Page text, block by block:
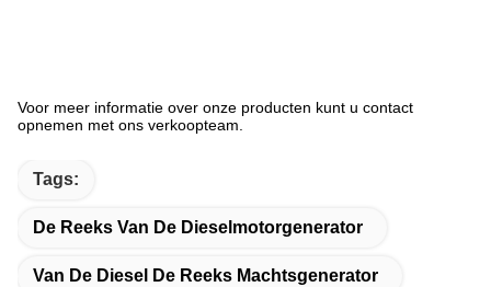
Voor meer informatie over onze producten kunt u contact
opnemen met ons verkoopteam.
Tags:
De Reeks Van De Dieselmotorgenerator
Van De Diesel De Reeks Machtsgenerator